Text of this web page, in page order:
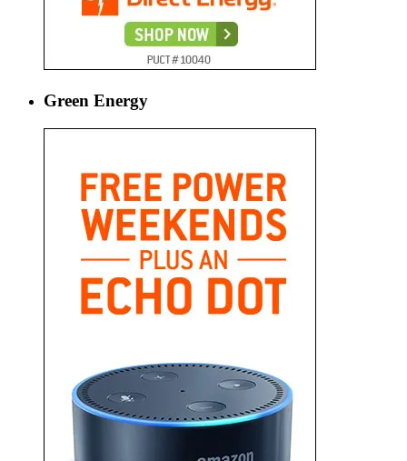
Green Energy